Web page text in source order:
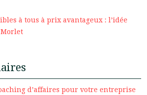
à tous à prix avantageux : l’idée
d’affaires pour votre entreprise